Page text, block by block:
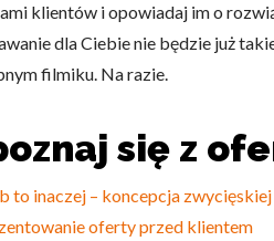
klientów i opowiadaj im o
dla Ciebie nie będzie już
filmiku. Na razie.
się z
to inaczej – koncepcja
oferty przed klientem